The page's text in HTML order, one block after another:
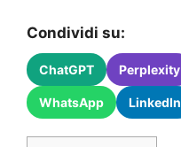
Condividi su:
ChatGPT Perplexity
WhatsApp LinkedIn